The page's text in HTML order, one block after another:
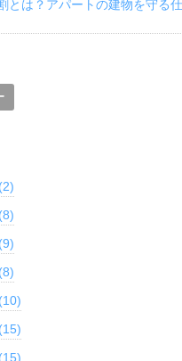
とは？アパートの建物を守る